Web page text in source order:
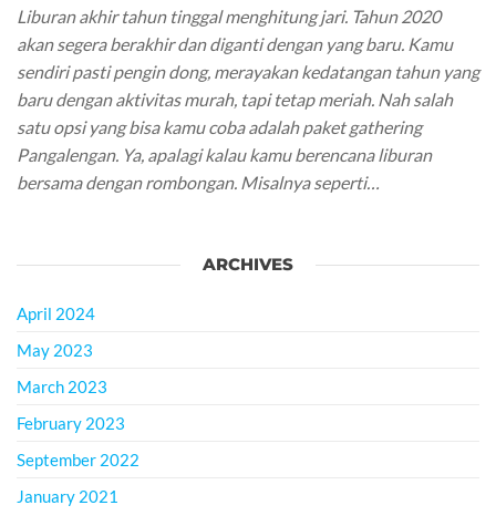
Liburan akhir tahun tinggal menghitung jari. Tahun 2020
akan segera berakhir dan diganti dengan yang baru. Kamu
sendiri pasti pengin dong, merayakan kedatangan tahun yang
baru dengan aktivitas murah, tapi tetap meriah. Nah salah
satu opsi yang bisa kamu coba adalah paket gathering
Pangalengan. Ya, apalagi kalau kamu berencana liburan
bersama dengan rombongan. Misalnya seperti…
ARCHIVES
April 2024
May 2023
March 2023
February 2023
September 2022
January 2021